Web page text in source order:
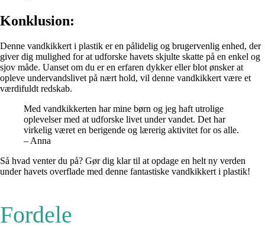
Konklusion:
Denne vandkikkert i plastik er en pålidelig og brugervenlig enhed, der
giver dig mulighed for at udforske havets skjulte skatte på en enkel og
sjov måde. Uanset om du er en erfaren dykker eller blot ønsker at
opleve undervandslivet på nært hold, vil denne vandkikkert være et
værdifuldt redskab.
Med vandkikkerten har mine børn og jeg haft utrolige
oplevelser med at udforske livet under vandet. Det har
virkelig været en berigende og lærerig aktivitet for os alle.
– Anna
Så hvad venter du på? Gør dig klar til at opdage en helt ny verden
under havets overflade med denne fantastiske vandkikkert i plastik!
Fordele